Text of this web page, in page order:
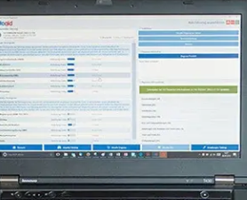
Lenkradwinkel-Sensor
Lenksäuleneinheit
Leuchtweitenregulierung
Motorsteuerung (EMS)
Motorsteuerung 2 (EMS)
Radio
Reifendruckkontrolle (RDK)
Schiebedach